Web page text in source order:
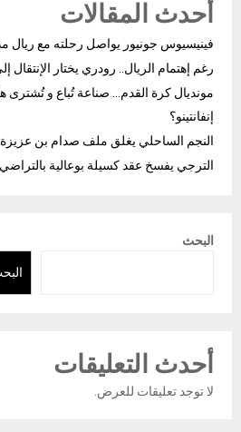
أحدث المقالات
فينيسيوس جونيور يواصل رحلته مع ريال
رغم إهتمام الريال.. رودري يختار الإنتقال
مونديال كرة القدم… صناعة تُباع و تُشترى
إنفانتينو؟
النجم الساحلي يغلق ملف صدام بن عزيزة
الترجي يفسخ عقد كسيلة بوعالية بالتراضي
البحث
أحدث التعليقات
لا توجد تعليقات للعرض.